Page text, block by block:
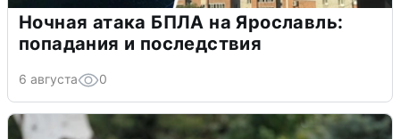
Ночная атака БПЛА на Ярославль:
попадания и последствия
6 августа 0